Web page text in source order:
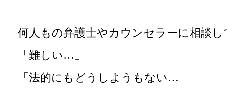
何人もの弁護士やカウンセラーに相談し
「難しい…」
「法的にもどうしようもない…」